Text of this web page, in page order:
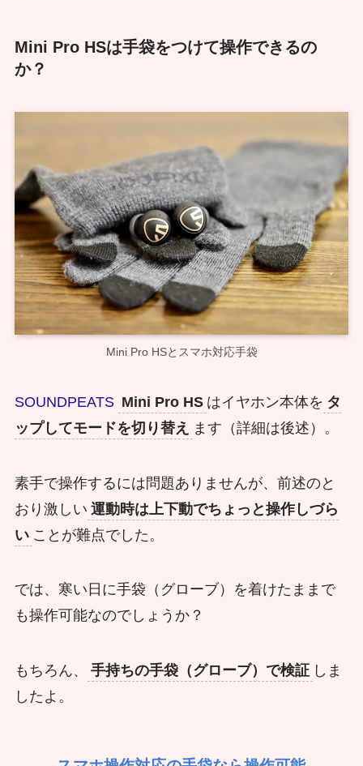
Mini Pro HSは手袋をつけて操作できるの
か？
Mini Pro HSとスマホ対応手袋
SOUNDPEATS Mini Pro HS はイヤホン本体を タ
ップしてモードを切り替え
ます（詳細は後述）。
素手で操作するには問題ありませんが、前述のと
おり激しい 運動時は上下動でちょっと操作しづら
い ことが難点でした。
では、寒い日に手袋（グローブ）を着けたままで
も操作可能なのでしょうか？
もちろん、 手持ちの手袋（グローブ）で検証 しま
したよ。